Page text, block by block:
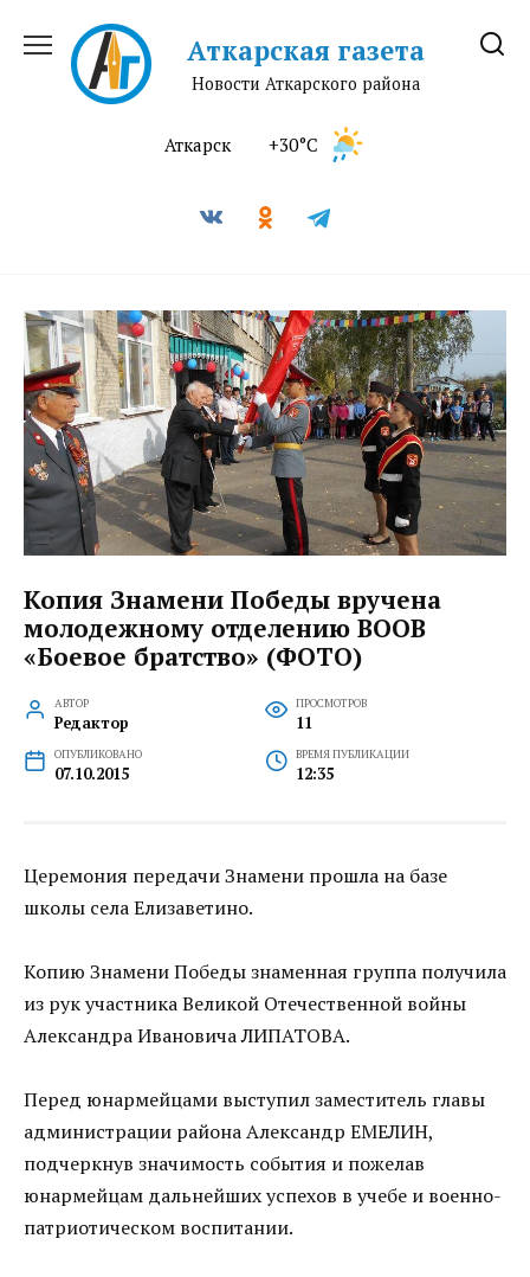
содержанию
Аткарская газета
Новости Аткарского района
Аткарск +30°C
Копия Знамени Победы вручена
молодежному отделению ВООВ
«Боевое братство» (ФОТО)
АВТОР
Редактор
ПРОСМОТРОВ
11
ОПУБЛИКОВАНО
07.10.2015
ВРЕМЯ ПУБЛИКАЦИИ
12:35
Церемония передачи Знамени прошла на базе
школы села Елизаветино.
Копию Знамени Победы знаменная группа получила
из рук участника Великой Отечественной войны
Александра Ивановича ЛИПАТОВА.
Перед юнармейцами выступил заместитель главы
администрации района Александр ЕМЕЛИН,
подчеркнув значимость события и пожелав
юнармейцам дальнейших успехов в учебе и военно-
патриотическом воспитании.